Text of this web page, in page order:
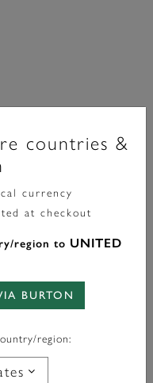
Perles Plaqué Or
countries &
currency
at checkout
region to UNITED
BURTON
region: